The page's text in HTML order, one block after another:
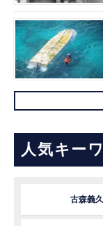
人気キー
古森義久